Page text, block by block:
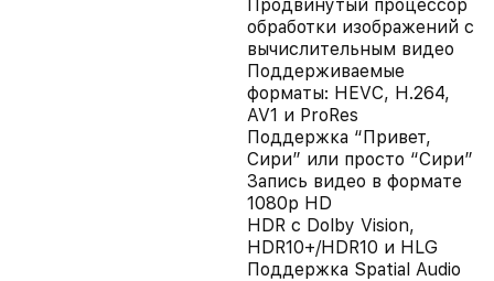
Продвинутый процессор
обработки изображений с
вычислительным видео
Поддерживаемые
форматы: HEVC, H.264,
AV1 и ProRes
Поддержка “Привет,
Сири” или просто “Сири”
Запись видео в формате
1080p HD
HDR с Dolby Vision,
HDR10+/HDR10 и HLG
Поддержка Spatial Audio